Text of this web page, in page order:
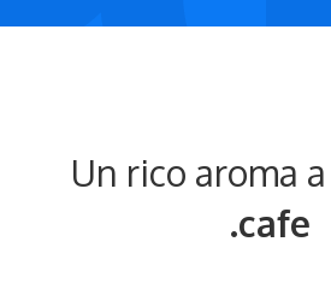
Un rico aroma
.cafe